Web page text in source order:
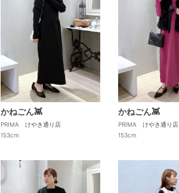
かねごん👾
PRIMA けやき通り店
153cm
かねごん👾
PRIMA けやき通り店
153cm